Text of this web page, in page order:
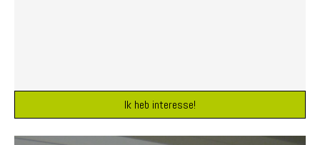
Ik heb interesse!